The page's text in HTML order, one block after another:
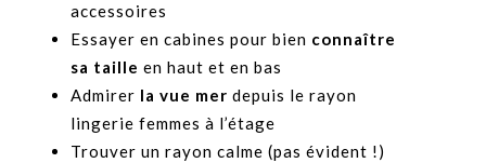
accessoires
Essayer en cabines pour bien connaître
sa taille en haut et en bas
Admirer la vue mer depuis le rayon
lingerie femmes à l’étage
Trouver un rayon calme (pas évident !)